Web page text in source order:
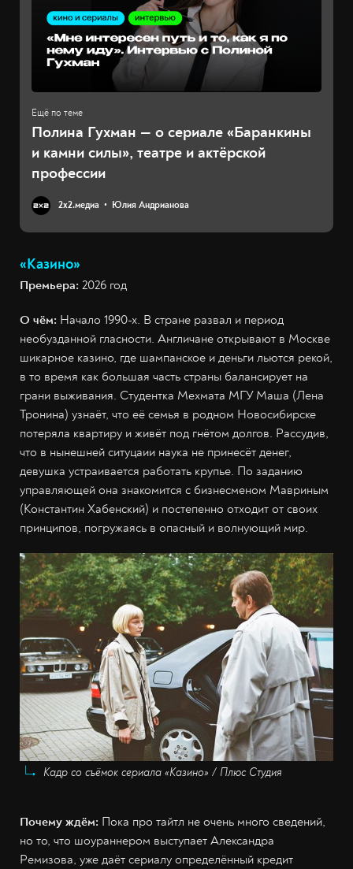
Полина Гухман — о сериале «Баранкины
и камни силы», театре и актёрской
профессии
2х2.медиа Юлия Андрианова
«Казино»
Премьера: 2026 год
О чём: Начало 1990-х. В стране развал и период
необузданной гласности. Англичане открывают в Москве
шикарное казино, где шампанское и деньги льются рекой,
в то время как большая часть страны балансирует на
грани выживания. Студентка Мехмата МГУ Маша (Лена
Тронина) узнаёт, что её семья в родном Новосибирске
потеряла квартиру и живёт под гнётом долгов. Рассудив,
что в нынешней ситуцаии наука не принесёт денег,
девушка устраивается работать крупье. По заданию
управляющей она знакомится с бизнесменом Мавриным
(Константин Хабенский) и постепенно отходит от своих
принципов, погружаясь в опасный и волнующий мир.
Кадр со съёмок сериала «Казино» / Плюс Студия
Почему ждём: Пока про тайтл не очень много сведений,
но то, что шоураннером выступает Александра
Ремизова, уже даёт сериалу определённый кредит